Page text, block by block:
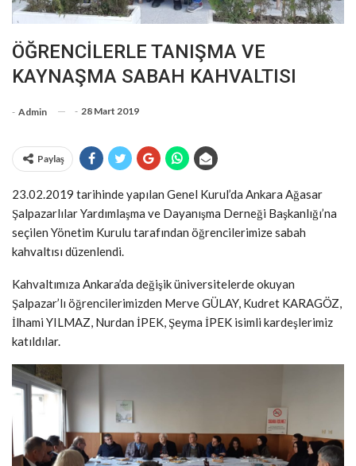
ÖĞRENCİLERLE TANIŞMA VE
KAYNAŞMA SABAH KAHVALTISI
- Admin - 28 Mart 2019
Paylaş
23.02.2019 tarihinde yapılan Genel Kurul’da Ankara Ağasar
Şalpazarlılar Yardımlaşma ve Dayanışma Derneği Başkanlığı’na
seçilen Yönetim Kurulu tarafından öğrencilerimize sabah
kahvaltısı düzenlendi.
Kahvaltımıza Ankara’da değişik üniversitelerde okuyan
Şalpazar’lı öğrencilerimizden Merve GÜLAY, Kudret KARAGÖZ,
İlhami YILMAZ, Nurdan İPEK, Şeyma İPEK isimli kardeşlerimiz
katıldılar.